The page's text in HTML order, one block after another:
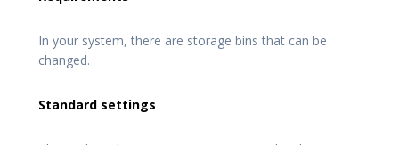
In your system, there are storage bins that can be
changed.
Standard settings